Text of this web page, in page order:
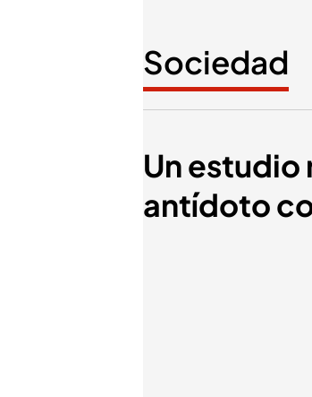
Sociedad
Un estudio
antídoto